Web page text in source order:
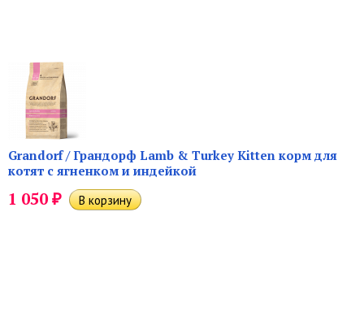
Grandorf / Грандорф Lamb & Turkey Kitten корм для
котят с ягненком и индейкой
1 050₽